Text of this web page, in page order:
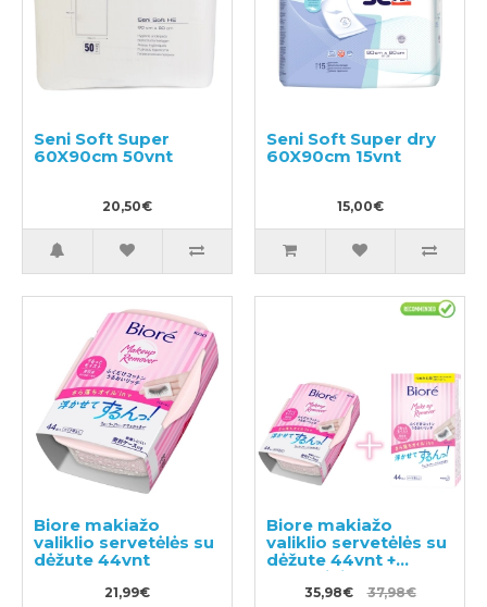
Seni Soft Super
60X90cm 50vnt
20,50€
Seni Soft Super dry
60X90cm 15vnt
15,00€
Biore makiažo
valiklio servetėlės su
dėžute 44vnt
21,99€
Biore makiažo
valiklio servetėlės su
dėžute 44vnt +
atsarginis blokas
44vnt35,98€ 37,98€